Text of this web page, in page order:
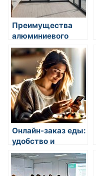
Преимущества
алюминиевого
остекления
балкона: почему
стоит выбрать
«Алюминариум» в
Москве
Онлайн-заказ еды:
удобство и
разнообразие